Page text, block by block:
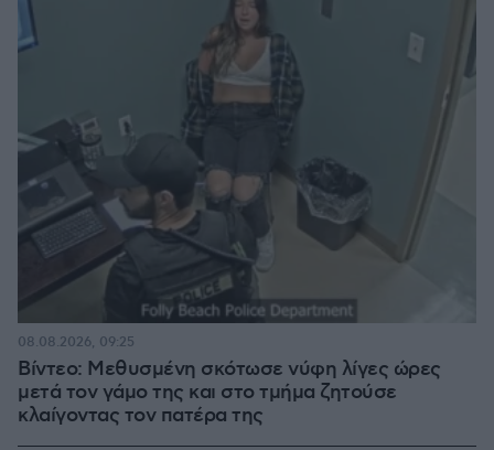
Βίντεο: Μεθυσμένη σκότωσε νύφη λίγες ώρες
μετά τον γάμο της και στο τμήμα ζητούσε
κλαίγοντας τον πατέρα της
08.08.2026, 09:25